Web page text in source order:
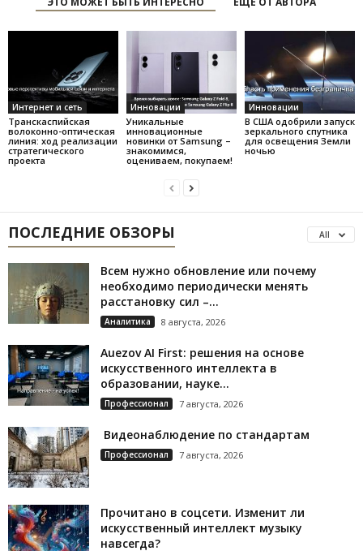
Интернет и сеть
Транскаспийская
волоконно-оптическая
линия: ход реализации
стратегического
проекта
Инновации
Уникальные
инновационные
новинки от Samsung –
знакомимся,
оцениваем, покупаем!
Инновации
В США одобрили запуск
зеркального спутника
для освещения Земли
ночью
ПОСЛЕДНИЕ ОБЗОРЫ All
Всем нужно обновление или почему
необходимо периодически менять
расстановку сил –...
Аналитика 8 августа, 2026
Auezov AI First: решения на основе
искусственного интеллекта в
образовании, науке...
Профессионал 7 августа, 2026
Видеонаблюдение по стандартам
Профессионал 7 августа, 2026
Прочитано в соцсети. Изменит ли
искусственный интеллект музыку
навсегда?